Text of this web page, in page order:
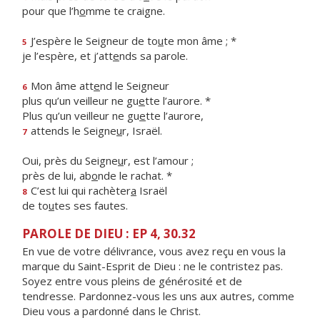
pour que l’homme te craigne.
5 J’espère le Seigneur de toute mon âme ; *
je l’espère, et j’attends sa parole.
6 Mon âme attend le Seigneur
plus qu’un veilleur ne guette l’aurore. *
Plus qu’un veilleur ne guette l’aurore,
7 attends le Seigneur, Israël.
Oui, près du Seigneur, est l’amour ;
près de lui, abonde le rachat. *
8 C’est lui qui rachètera Israël
de toutes ses fautes.
PAROLE DE DIEU : EP 4, 30.32
En vue de votre délivrance, vous avez reçu en vous la
marque du Saint-Esprit de Dieu : ne le contristez pas.
Soyez entre vous pleins de générosité et de
tendresse. Pardonnez-vous les uns aux autres, comme
Dieu vous a pardonné dans le Christ.